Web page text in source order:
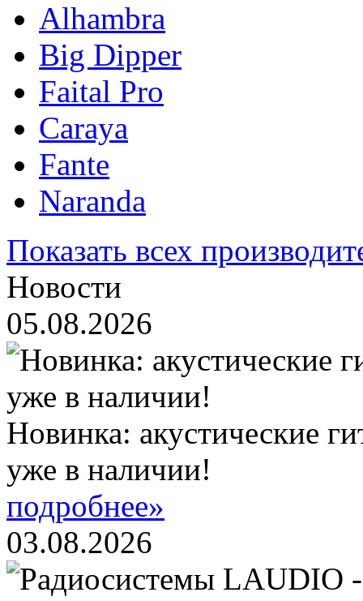
Alhambra
Big Dipper
Faital Pro
Caraya
Fante
Naranda
Показать всех
Новости
05.08.2026
Новинка: акустические
уже в наличии!
подробнее»
03.08.2026